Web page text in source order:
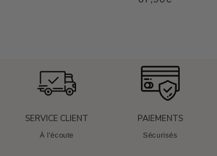
SERVICE CLIENT
À l'écoute
PAIEMENTS
Sécurisés